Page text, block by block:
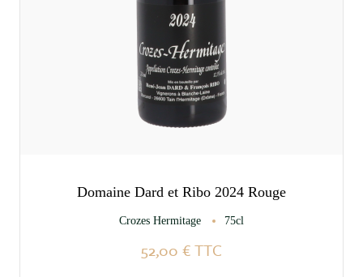
Domaine Dard et Ribo 2024 Rouge
Crozes Hermitage 75cl
52,00 €TTC